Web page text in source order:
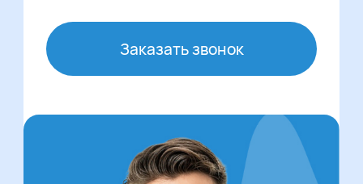
Заказать звонок